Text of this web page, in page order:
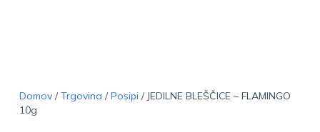
Domov/Trgovina /Posipi / JEDILNE BLEŠČICE – FLAMINGO
10g